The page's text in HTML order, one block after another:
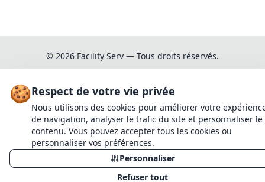
Demande de devis
GRILLE AUX POMMES (GREGOIRE)
Quantité souhaitée
GRILLE AUX POMMES (GREGOIRE)
© 2026 Facility Serv — Tous droits réservés.
Informations légales Mentions légales
cookies
🍪Respect de votre vie privée
Nous utilisons des cookies pour améliorer votre
de navigation, analyser le trafic du site et personnaliser le
contenu. Vous pouvez accepter tous les cookies ou
personnaliser vos préférences.
Personnaliser
Refuser tout
Continuer mes achats